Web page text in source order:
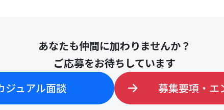
あなたも仲間に加わりませんか？
ご応募をお待ちしています
ジュアル面談
募集要項・エ